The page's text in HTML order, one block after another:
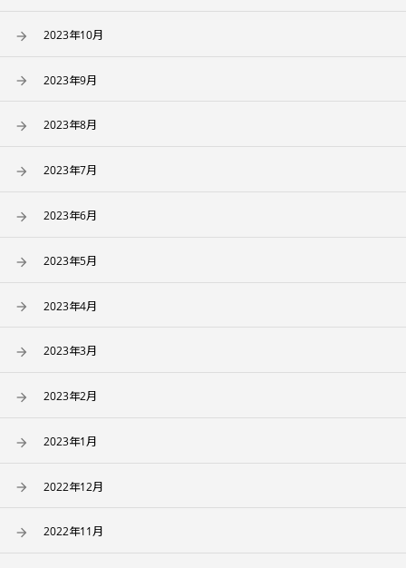
2023年10月
2023年9月
2023年8月
2023年7月
2023年6月
2023年5月
2023年4月
2023年3月
2023年2月
2023年1月
2022年12月
2022年11月